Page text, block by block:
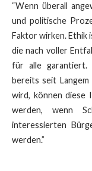
“Wenn überall
und politische
Faktor wirken. Ethik
die nach voller
für alle garantiert.
bereits seit
wird, können diese
werden, wenn
interessierten
werden.”